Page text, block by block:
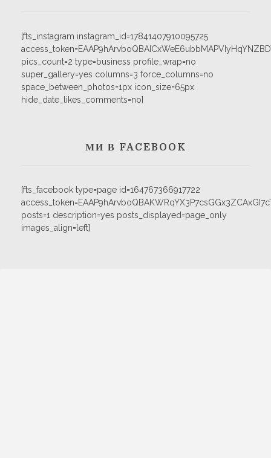
[fts_instagram instagram_id=17841407910095725
pics_count=2 type=business profile_wrap=no
super_gallery=yes columns=3 force_columns=no
space_between_photos=1px icon_size=65px
hide_date_likes_comments=no]
МИ В FACEBOOK
[fts_facebook type=page id=164767366917722
posts=1 description=yes posts_displayed=page_only
images_align=left]